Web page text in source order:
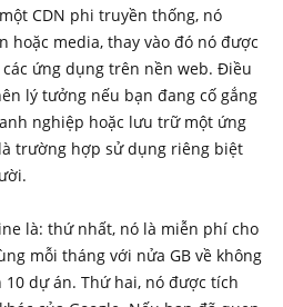
CDN phi truyền thống, nó
hoặc media, thay vào đó nó được
ứng dụng trên nền web. Điều
lý tưởng nếu bạn đang cố gắng
nghiệp hoặc lưu trữ một ứng
trường hợp sử dụng riêng biệt
là: thứ nhất, nó là miễn phí cho
mỗi tháng với nửa GB về không
dự án. Thứ hai, nó được tích